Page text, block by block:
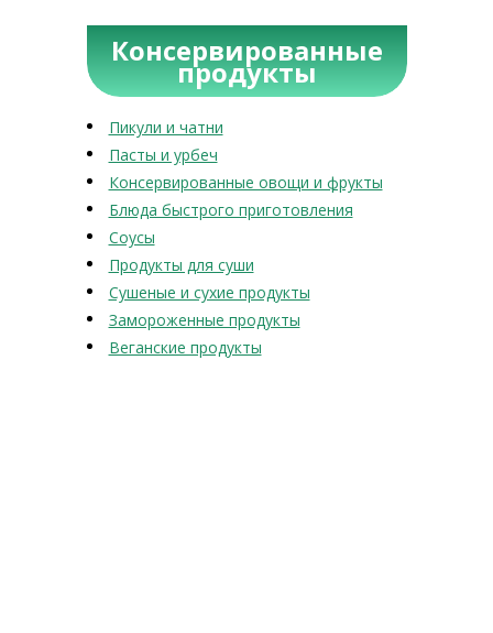
Консервированные
продукты
Пикули и чатни
Пасты и урбеч
Консервированные овощи и фрукты
Блюда быстрого приготовления
Соусы
Продукты для суши
Сушеные и сухие продукты
Замороженные продукты
Веганские продукты